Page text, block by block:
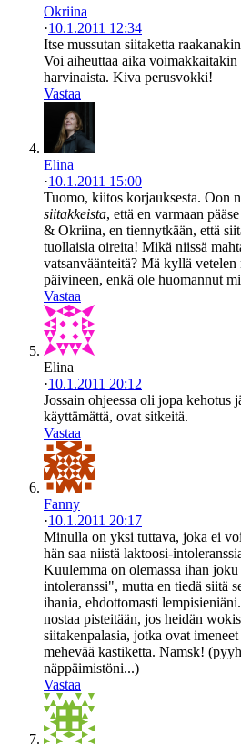
Okriina
·10.1.2011 12:34
Itse mussutan siitaketta
Voi aiheuttaa aika
harvinaista. Kiva perusvokki!
Vastaa
Elina
·10.1.2011 15:00
Tuomo, kiitos korjauksesta. Oon
siitakkeista, että en varmaan
& Okriina, en tiennytkään, että
tuollaisia oireita! Mikä niissä
vatsanväänteitä? Mä kyllä
päivineen, enkä ole huomannut
Vastaa
Elina
·10.1.2011 20:12
Jossain ohjeessa oli jopa kehotus
käyttämättä, ovat sitkeitä.
Vastaa
Fanny
·10.1.2011 20:17
Minulla on yksi tuttava, joka ei
hän saa niistä laktoosi-
Kuulemma on olemassa ihan
intoleranssi", mutta en tiedä siitä
ihania, ehdottomasti
nostaa pisteitään, jos heidän
siitakenpalasia, jotka ovat imeneet
mehevää kastiketta. Namsk!
näppäimistöni...)
Vastaa